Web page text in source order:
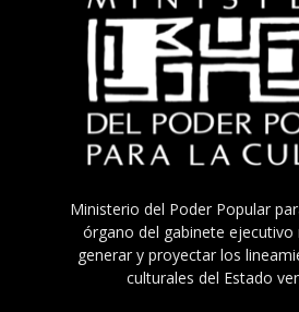
Ministerio del Poder Popular
órgano del gabinete ejecutivo
generar y proyectar los
culturales del Estado